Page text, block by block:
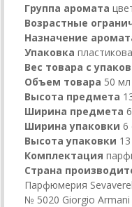
Группа аромата
Возрастные
Назначение
Упаковка
Вес товара с
Объем товара 50 мл
Высота предмета
Ширина предмета
Ширина упаковки 6
Высота упаковки
Комплектация
Страна
Парфюмерия
№ 5020 Giorgio Armani